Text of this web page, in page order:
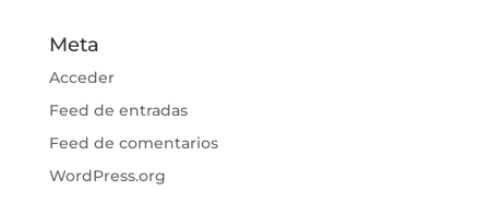
Meta
Acceder
Feed de entradas
Feed de comentarios
WordPress.org